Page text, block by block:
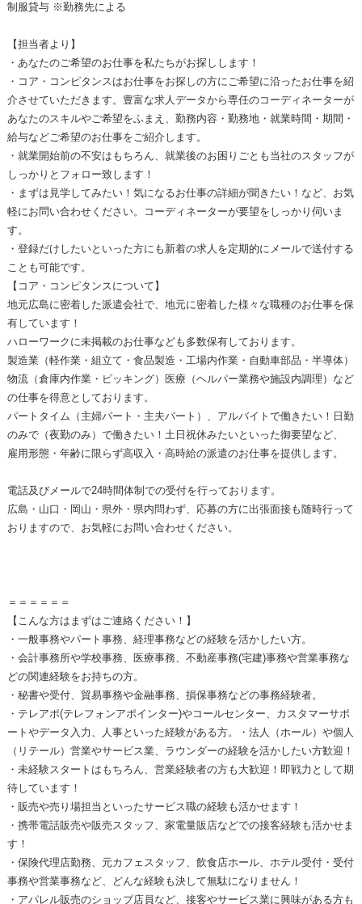
制服貸与 ※勤務先による
【担当者より】
・あなたのご希望のお仕事を私たちがお探しします！
・コア・コンピタンスはお仕事をお探しの方にご希望に沿ったお仕事を紹
介させていただきます。豊富な求人データから専任のコーディネーターが
あなたのスキルやご希望をふまえ、勤務内容・勤務地・就業時間・期間・
給与などご希望のお仕事をご紹介します。
・就業開始前の不安はもちろん、就業後のお困りごとも当社のスタッフが
しっかりとフォロー致します！
・まずは見学してみたい！気になるお仕事の詳細が聞きたい！など、お気
軽にお問い合わせください。コーディネーターが要望をしっかり伺いま
す。
・登録だけしたいといった方にも新着の求人を定期的にメールで送付する
ことも可能です。
【コア・コンピタンスについて】
地元広島に密着した派遣会社で、地元に密着した様々な職種のお仕事を保
有しています！
ハローワークに未掲載のお仕事なども多数保有しております。
製造業（軽作業・組立て・食品製造・工場内作業・自動車部品・半導体）
物流（倉庫内作業・ピッキング）医療（ヘルパー業務や施設内調理）など
の仕事を得意としております。
パートタイム（主婦パート・主夫パート）、アルバイトで働きたい！日勤
のみで（夜勤のみ）で働きたい！土日祝休みたいといった御要望など、
雇用形態・年齢に限らず高収入・高時給の派遣のお仕事を提供します。
電話及びメールで24時間体制での受付を行っております。
広島・山口・岡山・県外・県内問わず、応募の方に出張面接も随時行って
おりますので、お気軽にお問い合わせください。
＝＝＝＝＝＝
【こんな方はまずはご連絡ください！】
・一般事務やパート事務、経理事務などの経験を活かしたい方。
・会計事務所や学校事務、医療事務、不動産事務(宅建)事務や営業事務な
どの関連経験をお持ちの方。
・秘書や受付、貿易事務や金融事務、損保事務などの事務経験者。
・テレアポ(テレフォンアポインター)やコールセンター、カスタマーサポ
ートやデータ入力、人事といった経験がある方。・法人（ホール）や個人
（リテール）営業やサービス業、ラウンダーの経験を活かしたい方歓迎！
・未経験スタートはもちろん、営業経験者の方も大歓迎！即戦力として期
待しています！
・販売や売り場担当といったサービス職の経験も活かせます！
・携帯電話販売や販売スタッフ、家電量販店などでの接客経験も活かせま
す！
・保険代理店勤務、元カフェスタッフ、飲食店ホール、ホテル受付・受付
事務や営業事務など、どんな経験も決して無駄になりません！
・アパレル販売のショップ店員など、接客やサービス業に興味がある方も